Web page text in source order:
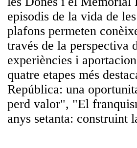
episodis de la vida de
plafons permeten
través de la perspectiva
experiències i
quatre etapes més
República: una
perd valor", "El
anys setanta: construint